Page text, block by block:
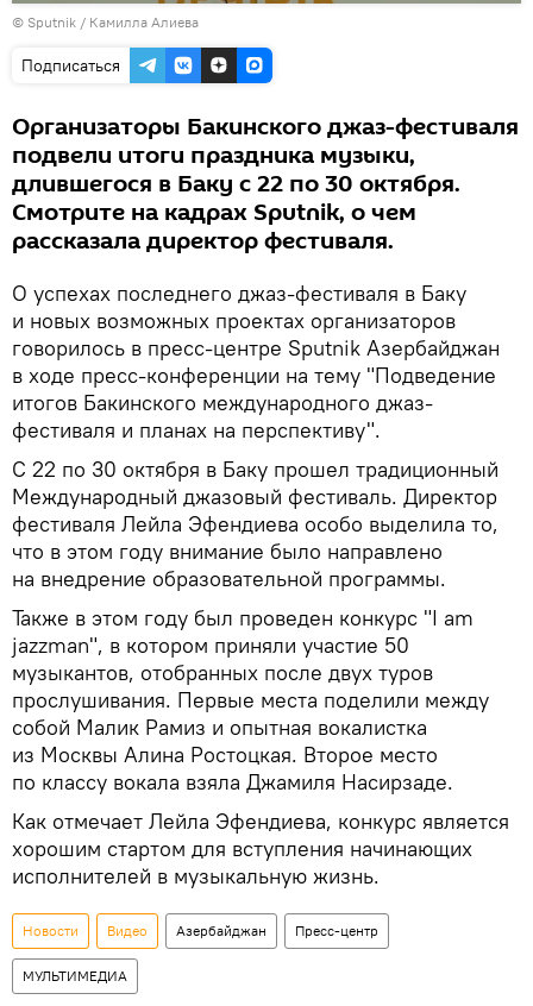
Воспроизвести
видео
© Sputnik / Камилла Алиева
Подписаться
Организаторы Бакинского джаз-фестиваля
подвели итоги праздника музыки,
длившегося в Баку с 22 по 30 октября.
Смотрите на кадрах Sputnik, о чем
рассказала директор фестиваля.
О успехах последнего джаз-фестиваля в Баку
и новых возможных проектах организаторов
говорилось в пресс-центре Sputnik Азербайджан
в ходе пресс-конференции на тему "Подведение
итогов Бакинского международного джаз-
фестиваля и планах на перспективу".
С 22 по 30 октября в Баку прошел традиционный
Международный джазовый фестиваль. Директор
фестиваля Лейла Эфендиева особо выделила то,
что в этом году внимание было направлено
на внедрение образовательной программы.
Также в этом году был проведен конкурс "I am
jazzman", в котором приняли участие 50
музыкантов, отобранных после двух туров
прослушивания. Первые места поделили между
собой Малик Рамиз и опытная вокалистка
из Москвы Алина Ростоцкая. Второе место
по классу вокала взяла Джамиля Насирзаде.
Как отмечает Лейла Эфендиева, конкурс является
хорошим стартом для вступления начинающих
исполнителей в музыкальную жизнь.
Новости Видео Азербайджан Пресс-центр
МУЛЬТИМЕДИА